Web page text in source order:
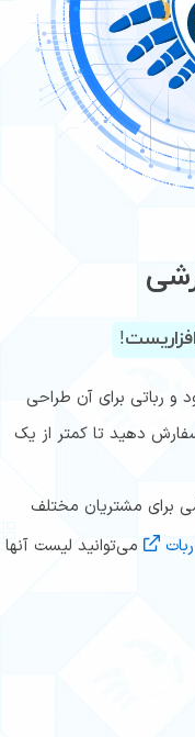
و رباتی برای آن طراحی
دهید تا کمتر از یک
برای مشتریان مختلف
می‌توانید لیست آنها